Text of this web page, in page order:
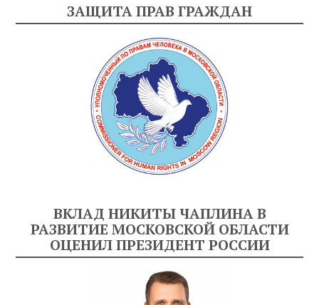
ЗАЩИТА ПРАВ ГРАЖДАН
ВКЛАД НИКИТЫ ЧАПЛИНА В
РАЗВИТИЕ МОСКОВСКОЙ ОБЛАСТИ
ОЦЕНИЛ ПРЕЗИДЕНТ РОССИИ